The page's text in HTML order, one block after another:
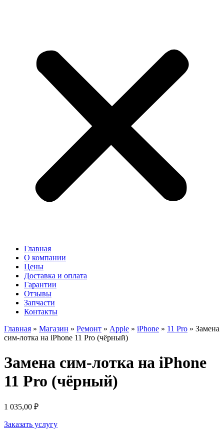
Главная
О компании
Цены
Доставка и оплата
Гарантии
Отзывы
Запчасти
Контакты
Главная » Магазин » Ремонт » Apple » iPhone » 11 Pro » Замена
сим-лотка на iPhone 11 Pro (чёрный)
Замена сим-лотка на iPhone
11 Pro (чёрный)
1 035,00 ₽
Заказать услугу